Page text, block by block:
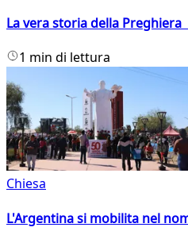
La vera storia della
1 min di lettura
Chiesa
L'Argentina si mobilita nel